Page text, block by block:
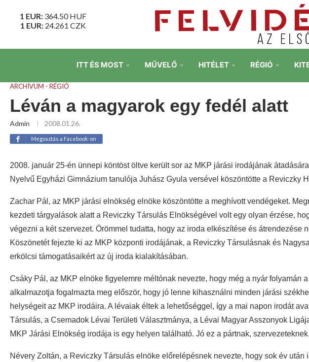
1 EUR: 364.50HUF
1 EUR: 24.261 CZK
ITT ÉS MOST MŰVELŐ HITÉLET RÉGIÓ
ARCHÍVUM - RÉGIÓ
Léván a magyarok egy fedél alatt
Admin 2008.01.26.
Megosztás a Facebook-on
2008. január 25-én ünnepi köntöst öltve került sor az MKP járási irodájának
Nyelvű Egyházi Gimnázium tanulója Juhász Gyula versével köszöntötte a Reviczky
Zachar Pál, az MKP járási elnökség elnöke köszöntötte a meghívott vendégeket.
kezdeti tárgyalások alatt a Reviczky Társulás Elnökségével volt egy olyan érzése,
végezni a két szervezet. Örömmel tudatta, hogy az iroda elkészítése és átrendezése
Köszönetét fejezte ki az MKP központi irodájának, a Reviczky Társulásnak és
erkölcsi támogatásaikért az új iroda kialakításában.
Csáky Pál, az MKP elnöke figyelemre méltónak nevezte, hogy még a nyár folyamán
alkalmazotja fogalmazta meg először, hogy jó lenne kihasználni minden járási
helységeit az MKP irodáira. A lévaiak éltek a lehetőséggel, így a mai napon irodát
Társulás, a Csemadok Lévai Területi Választmánya, a Lévai Magyar Asszonyok
MKP Járási Elnökség irodája is egy helyen található. Jó ez a pártnak,
Névery Zoltán, a Reviczky Társulás elnöke előrelépésnek nevezte, hogy sok év után